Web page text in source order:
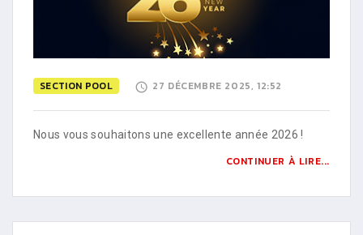
SECTION POOL 27 DÉCEMBRE 2025, 12:52
Nous vous souhaitons une excellente année 2026 !
CONTINUER À LIRE...